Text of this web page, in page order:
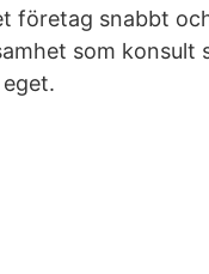
företag snabbt
som konsult